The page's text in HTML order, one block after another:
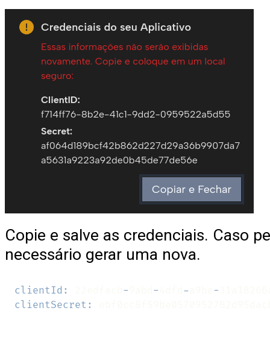
Copie e salve as credenciais. Caso
necessário gerar uma nova.
clientId : - - -
-
clientSecret :